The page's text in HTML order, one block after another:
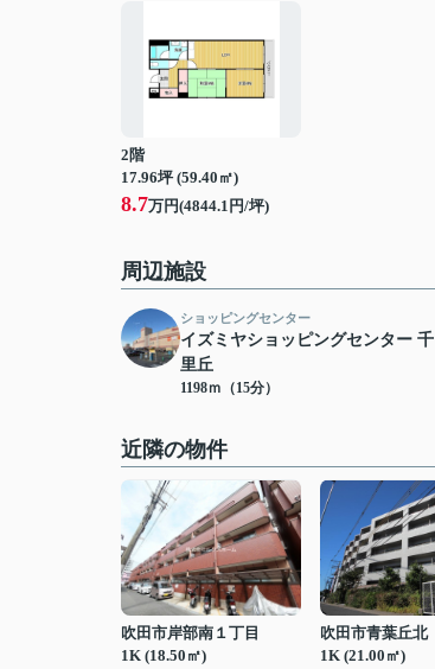
2階
17.96坪 (59.40㎡)
8.7万円(4844.1円/坪)
周辺施設
ショッピングセンター
イズミヤショッピングセンター 千
里丘
1198ｍ（15分）
近隣の物件
吹田市岸部南１丁目
1K (18.50㎡)
吹田市青葉丘北
1K (21.00㎡)